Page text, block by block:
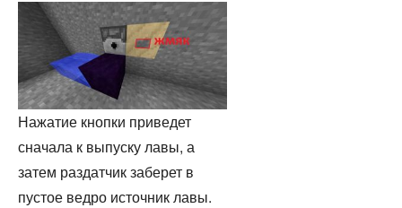
Нажатие кнопки приведет
сначала к выпуску лавы, а
затем раздатчик заберет в
пустое ведро источник лавы.